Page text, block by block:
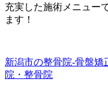
充実した施術メニュー
ます！
新潟市の整骨院-骨盤矯
院・整骨院